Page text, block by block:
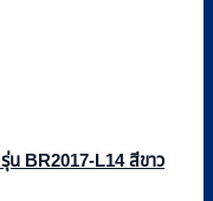
น BR2017-L14 สีขาว